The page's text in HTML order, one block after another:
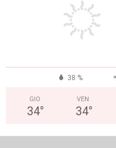
38 %
GIO
34°
VEN
34°